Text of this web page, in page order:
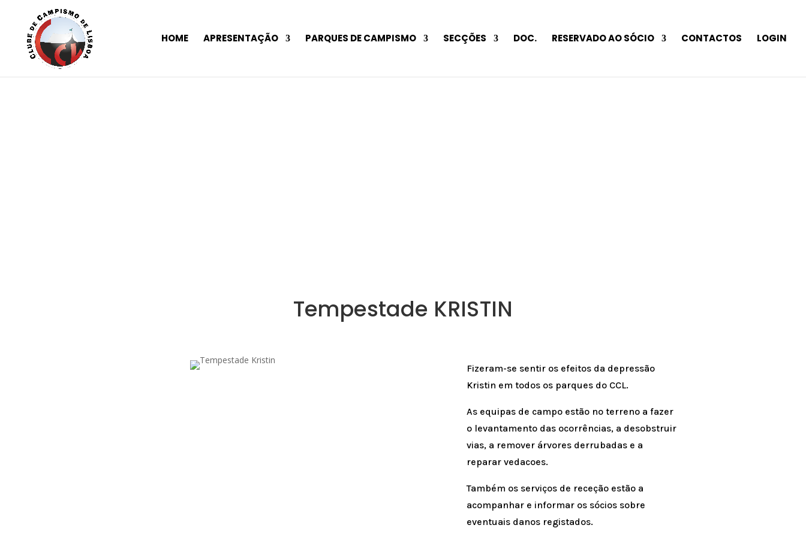
HOME APRESENTAÇÃO PARQUES DE CAMPISMO SECÇÕES DOC. RESERVADO AO SÓCIO CONTACTOS LOGIN
Tempestade KRISTIN
Fizeram-se sentir os efeitos da depressão
Kristin em todos os parques do CCL.
As equipas de campo estão no terreno a fazer
o levantamento das ocorrências, a desobstruir
vias, a remover árvores derrubadas e a
reparar vedacoes.
Também os serviços de receção estão a
acompanhar e informar os sócios sobre
eventuais danos registados.